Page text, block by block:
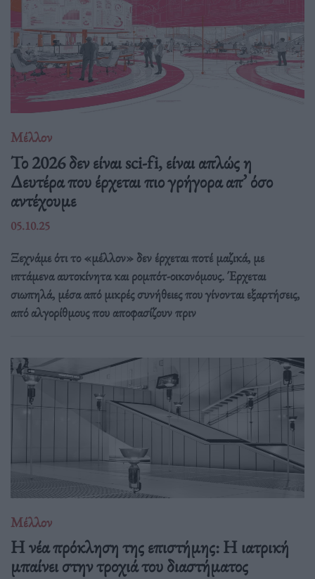
Μέλλον
Το 2026 δεν είναι sci-fi, είναι απλώς η
Δευτέρα που έρχεται πιο γρήγορα απ’ όσο
αντέχουμε
05.10.25
Ξεχνάμε ότι το «μέλλον» δεν έρχεται ποτέ μαζικά, με
ιπτάμενα αυτοκίνητα και ρομπότ-οικονόμους. Έρχεται
σιωπηλά, μέσα από μικρές συνήθειες που γίνονται εξαρτήσεις,
από αλγορίθμους που αποφασίζουν πριν
Μέλλον
Η νέα πρόκληση της επιστήμης: Η ιατρική
μπαίνει στην τροχιά του διαστήματος